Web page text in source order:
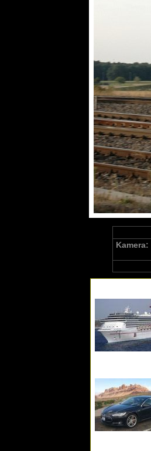
Kamera: